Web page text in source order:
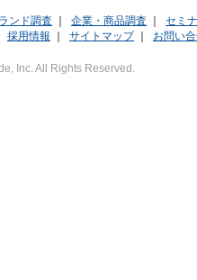
ンド調査 企業・商品調査
セミ
採用情報 サイトマップ｜ お問い
Inc. All Rights Reserved.